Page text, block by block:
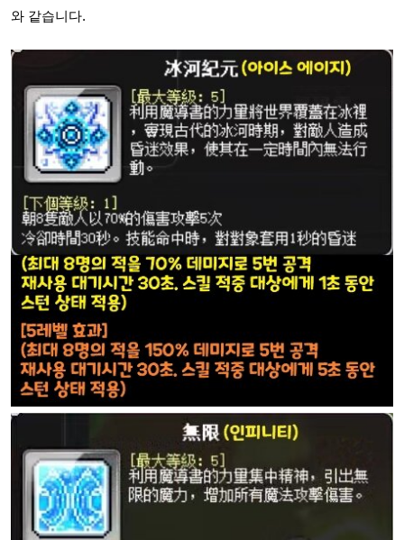
와 같습니다.